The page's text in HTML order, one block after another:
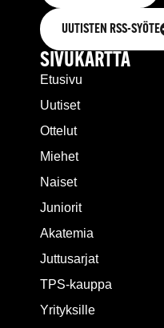
UUTISTEN RSS-SYÖTE
SIVUKARTTA
Etusivu
Uutiset
Ottelut
Miehet
Naiset
Juniorit
Akatemia
Juttusarjat
TPS-kauppa
Yrityksille